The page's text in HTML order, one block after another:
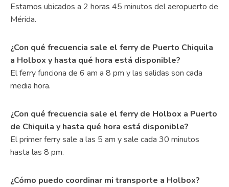
Estamos ubicados a 2 horas 45 minutos del aeropuerto de
Mérida.
¿Con qué frecuencia sale el ferry de Puerto Chiquila
a Holbox y hasta qué hora está disponible?
El ferry funciona de 6 am a 8 pm y las salidas son cada
media hora.
¿Con qué frecuencia sale el ferry de Holbox a Puerto
de Chiquila y hasta qué hora está disponible?
El primer ferry sale a las 5 am y sale cada 30 minutos
hasta las 8 pm.
¿Cómo puedo coordinar mi transporte a Holbox?